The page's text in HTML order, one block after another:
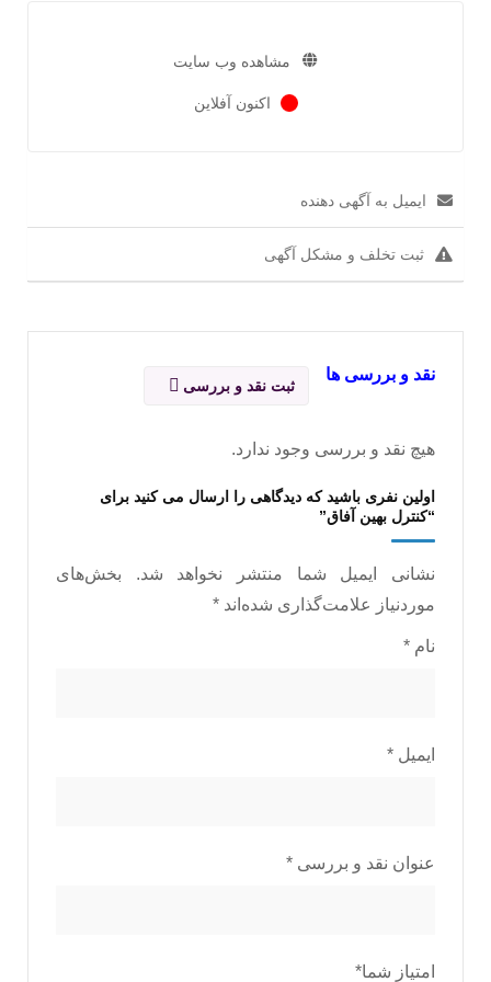
مشاهده وب سایت
اکنون آفلاین
ایمیل به آگهی دهنده
ثبت تخلف و مشکل آگهی
نقد و بررسی ها
ثبت نقد و بررسی
هیچ نقد و بررسی وجود ندارد.
اولین نفری باشید که دیدگاهی را ارسال می کنید برای
“کنترل بهین آفاق”
نشانی ایمیل شما منتشر نخواهد شد.
بخش‌های
موردنیاز علامت‌گذاری شده‌اند *
نام *
ایمیل *
عنوان نقد و بررسی *
امتیاز شما*